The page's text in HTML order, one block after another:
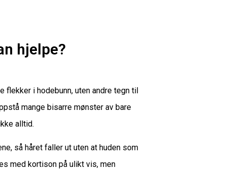
hjelpe?
flekker i hodebunn, uten andre tegn til
mange bisarre mønster av bare
alltid.
så håret faller ut uten at huden som
med kortison på ulikt vis, men